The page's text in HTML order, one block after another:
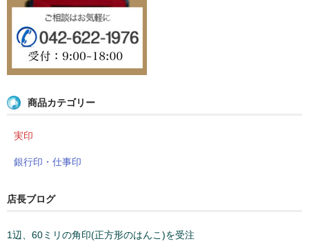
商品カテゴリー
実印
銀行印・仕事印
店長ブログ
1辺、60ミリの角印(正方形のはんこ)を受注